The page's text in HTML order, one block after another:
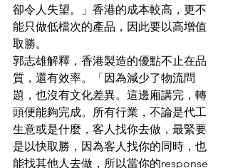
卻令人失望。」香港的成本較高，更不
能只做低檔次的產品，因此要以高增值
取勝。
郭志雄解釋，香港製造的優點不止在品
質，還有效率。「因為減少了物流問
題，也沒有文化差異。這邊廂講完，轉
頭便能夠完成。所有行業，不論是代工
生意或是什麼，客人找你去做，最緊要
是以快取勝，因為客人找你的同時，也
能找其他人去做，所以當你的response